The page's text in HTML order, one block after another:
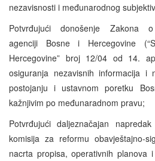
nezavisnosti i međunarodnog
Potvrđujući donošenje Zakona o
agenciji Bosne i Hercegovine
Hercegovine” broj 12/04 od 14.
osiguranja nezavisnih informacija i
postojanju i ustavnom poretku
kažnjivim po međunaradnom pravu;
Potvrđujući daljeznačajan
komisija za reformu obavještajno-
nacrta propisa, operativnih planova